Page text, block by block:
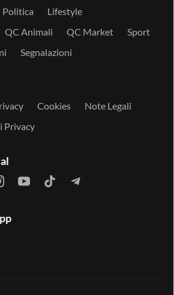
Politica
Lifestyle
QC Animali QC Market
Sport
Segnalazioni
Cookies
Note Legali
Privacy